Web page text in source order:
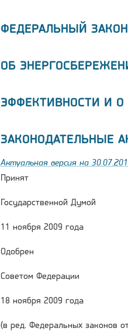
ФЕДЕРАЛЬНЫЙ ЗАКОН
ОБ
ЭФФЕКТИВНОСТИ И
ЗАКОНОДАТЕЛЬНЫЕ
Актуальная версия на
Принят
Государственной Думой
11 ноября 2009 года
Одобрен
Советом Федерации
18 ноября 2009 года
(в ред. Федеральных законов